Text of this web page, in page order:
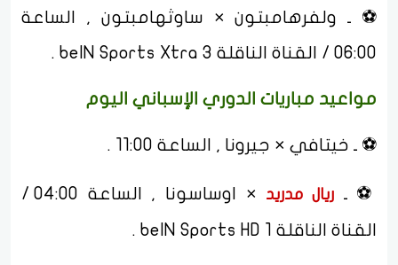
⚽ ـ ولفرهامبتون × ساوثهامبتون , الساعة
06:00 / القناة الناقلة beIN Sports Xtra 3 .
مواعيد مباريات الدوري الإسباني اليوم
⚽ ـ خيتافي × جيرونا , الساعة 11:00 .
⚽ ـ ريال مدريد
× اوساسونا , الساعة 04:00 /
القناة الناقلة beIN Sports HD 1 .